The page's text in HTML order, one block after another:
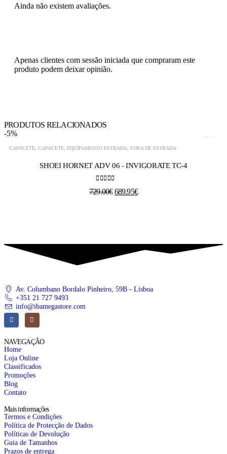
Ainda não existem avaliações.
Apenas clientes com sessão iniciada que compraram este
produto podem deixar opinião.
PRODUTOS RELACIONADOS
-5%
CAPACETE CAPACETE EQUIPAMENTO ESTRADA FORA DE ESTRADA
SHOEI HORNET ADV 06 - INVIGORATE TC-4
729.00€ 689.95€
Av. Columbano Bordalo Pinheiro, 59B - Lisboa
+351 21 727 9493
info@ibamegastore.com
NAVEGAÇÃO
Home
Loja Online
Classificados
Promoções
Blog
Contato
Mais informações
Termos e Condições
Política de Protecção de Dados
Políticas de Devolução
Guia de Tamanhos
Prazos de entrega